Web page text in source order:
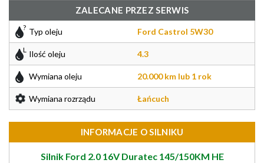
ZALECANE PRZEZ SERWIS
Typ oleju Ford Castrol 5W30
Ilość oleju 4.3
Wymiana oleju 20.000 km lub 1 rok
Wymiana rozrządu Łańcuch
INFORMACJE O SILNIKU
Silnik Ford 2.0 16V Duratec 145/150KM HE